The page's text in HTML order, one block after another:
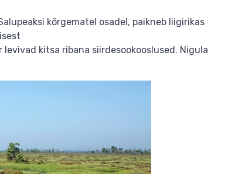
kõrgematel osadel, paikneb liigirikas
kitsa ribana siirdesookooslused. Nigula